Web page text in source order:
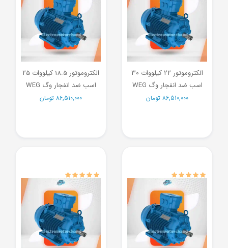
الکتروموتور 22 کیلووات 30
اسب ضد انفجار وگ WEG
86,510,000 تومان
الکتروموتور 18.5 کیلووات 25
اسب ضد انفجار وگ WEG
86,510,000 تومان